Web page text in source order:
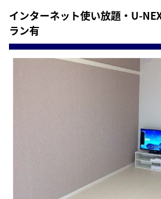
インターネット使い放題・U-
ラン有